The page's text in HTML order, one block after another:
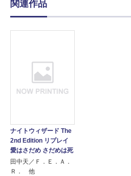
関連作品
ナイトウィザード The
2nd Edition リプレイ
愛はさだめ さだめは死
田中天／Ｆ．Ｅ．Ａ．
Ｒ． 他